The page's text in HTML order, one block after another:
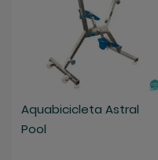
Aquabicicleta Astral
Pool